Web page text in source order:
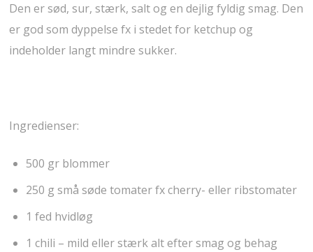
Den er sød, sur, stærk, salt og en dejlig fyldig smag. Den
er god som dyppelse fx i stedet for ketchup og
indeholder langt mindre sukker.
Ingredienser:
500 gr blommer
250 g små søde tomater fx cherry- eller ribstomater
1 fed hvidløg
1 chili – mild eller stærk alt efter smag og behag